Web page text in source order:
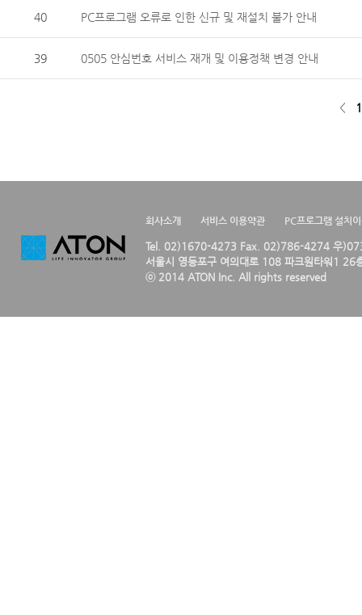
40 PC프로그램 오류로 인한 신규 및 재설치 불가 안내
39 0505 안심번호 서비스 재개 및 이용정책 변경 안내
< 1
회사소개 서비스 이용약관 PC프로그램 설치
Tel. 02)1670-4273 Fax. 02)786-4274 우
서울시 영등포구 여의대로 108 파크원타워1 26
ⓒ 2014 ATON Inc. All rights reserved